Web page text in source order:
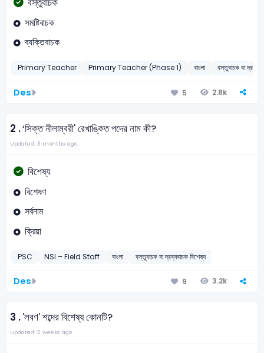
সমষ্টিবাচক
ব্যক্তিবাচক
Primary Teacher Primary Teacher (Phase 1) বাংলা বস্তুবাচক বা
Des 5 2.8k
2 .‘সিক্ত নীলাম্বরী' রেখাঙ্কিত পদের নাম কী?
Updated: 3 months ago
বিশেষ্য
বিশেষণ
সর্বনাম
ক্রিয়া
PSC NSI – Field Staff বাংলা বস্তুবাচক বা দ্রব্যবাচক বিশেষ্য
Des 9 3.2k
3 .'লবণ' শব্দের বিশেষ্য কোনটি?
Updated: 2 weeks ago